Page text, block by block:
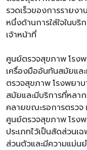
รวดเร็วของการรายง
หนึ่งด้านการใส่ใจในบ
เจ้าหน้าที่
ศูนย์ตรวจสุขภาพ โรงพ
เครื่องมืออันทันสมัยแ
ตรวจสุขภาพ โรงพยา
สมัยและมีบริการที่หลา
คลายขณะรอการตรวจ
ศูนย์ตรวจสุขภาพ โรง
ประเภทไว้เป็นสัดส่วนเ
ส่วนตัวและมีความแม่น